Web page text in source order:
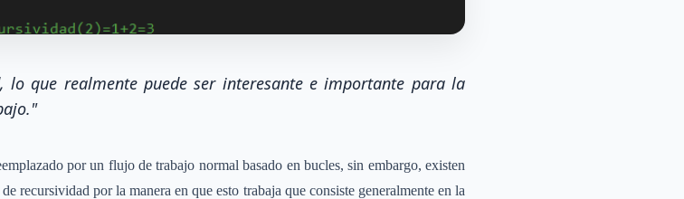
lo que realmente puede ser interesante e importante para la
por un flujo de trabajo normal basado en bucles, sin embargo, existen
recursividad por la manera en que esto trabaja que consiste generalmente en la